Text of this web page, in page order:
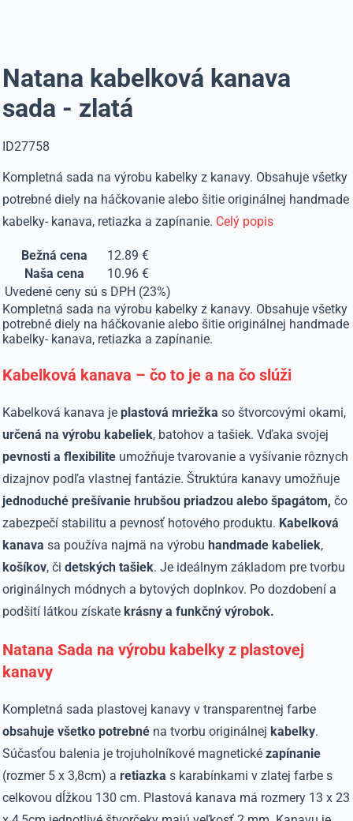
Natana kabelková kanava
sada - zlatá
ID27758
Kompletná sada na výrobu kabelky z kanavy. Obsahuje všetky
potrebné diely na háčkovanie alebo šitie originálnej handmade
kabelky- kanava, retiazka a zapínanie. Celý popis
Bežná cena
12.89 €
Naša cena
10.96 €
Uvedené ceny sú s DPH (23%)
Kompletná sada na výrobu kabelky z kanavy. Obsahuje všetky
potrebné diely na háčkovanie alebo šitie originálnej handmade
kabelky- kanava, retiazka a zapínanie.
Kabelková kanava – čo to je a na čo slúži
Kabelková kanava jeplastová mriežka so štvorcovými okami,
určená na výrobu kabeliek, batohov a tašiek. Vďaka svojej
pevnosti a flexibilite umožňuje tvarovanie a vyšívanie rôznych
dizajnov podľa vlastnej fantázie. Štruktúra kanavy umožňuje
jednoduché prešívanie hrubšou priadzou alebo špagátom, čo
zabezpečí stabilitu a pevnosť hotového produktu. Kabelková
kanava sa používa najmä na výrobuhandmade kabeliek,
košíkov, čidetských tašiek. Je ideálnym základom pre tvorbu
originálnych módnych a bytových doplnkov. Po dozdobení a
podšití látkou získatekrásny a funkčný výrobok.
Natana Sada na výrobu kabelky z plastovej
kanavy
Kompletná sada plastovej kanavy v transparentnej farbe
obsahuje všetko potrebné na tvorbu originálnejkabelky.
Súčasťou balenia je trojuholníkové magnetickézapínanie
(rozmer 5 x 3,8cm) aretiazka s karabínkami v zlatej farbe s
celkovou dĺžkou 130 cm. Plastová kanava má rozmery 13 x 23